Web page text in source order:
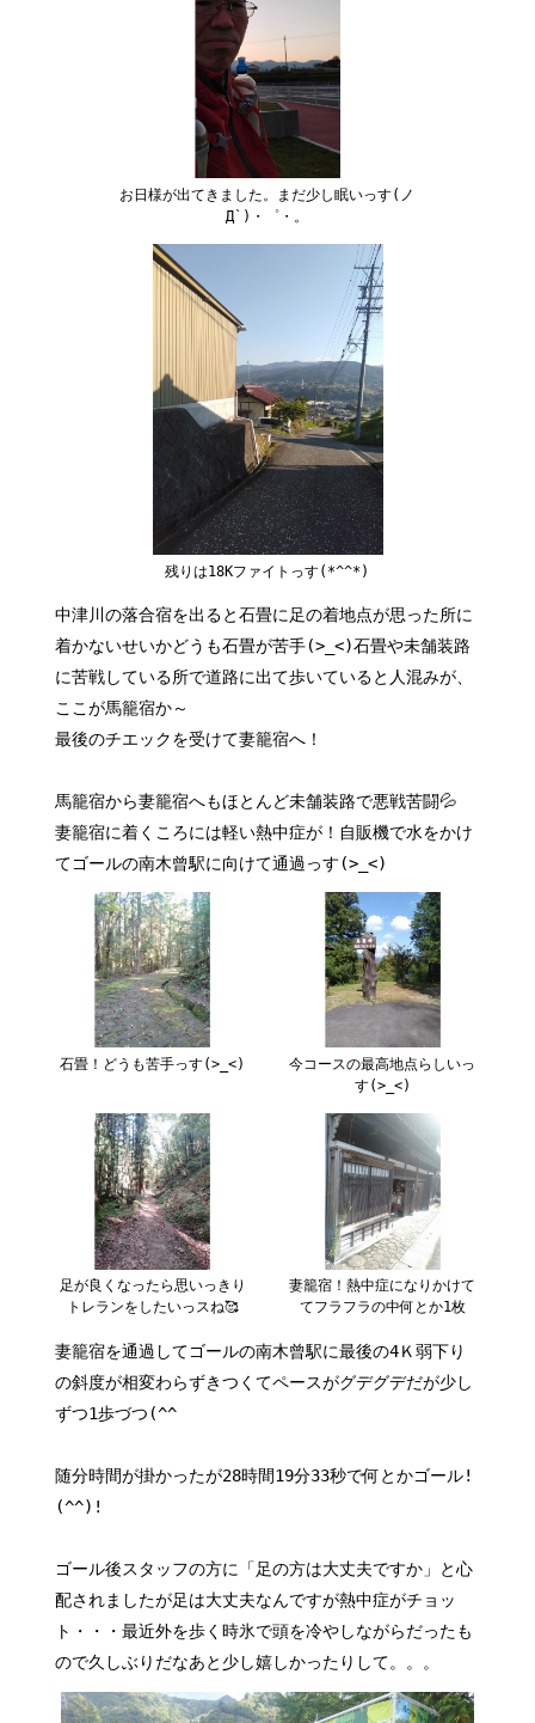
お日様が出てきました。まだ少し眠いっす(ノ
Д`)・゜・。
残りは18Kファイトっす(*^^*)
中津川の落合宿を出ると石畳に足の着地点が思った所に
着かないせいかどうも石畳が苦手(>_<)石畳や未舗装路
に苦戦している所で道路に出て歩いていると人混みが、
ここが馬籠宿か～
最後のチエックを受けて妻籠宿へ！
馬籠宿から妻籠宿へもほとんど未舗装路で悪戦苦闘💦
妻籠宿に着くころには軽い熱中症が！自販機で水をかけ
てゴールの南木曾駅に向けて通過っす(>_<)
石畳！どうも苦手っす(>_<)
今コースの最高地点らしいっ
す(>_<)
足が良くなったら思いっきり
トレランをしたいっスね🥰
妻籠宿！熱中症になりかけて
てフラフラの中何とか1枚
妻籠宿を通過してゴールの南木曾駅に最後の4Ｋ弱下り
の斜度が相変わらずきつくてペースがグデグデだが少し
ずつ1歩づつ(^^ゞ
随分時間が掛かったが28時間19分33秒で何とかゴール!
(^^)!
ゴール後スタッフの方に「足の方は大丈夫ですか」と心
配されましたが足は大丈夫なんですが熱中症がチョッ
ト・・・最近外を歩く時氷で頭を冷やしながらだったも
ので久しぶりだなあと少し嬉しかったりして。。。